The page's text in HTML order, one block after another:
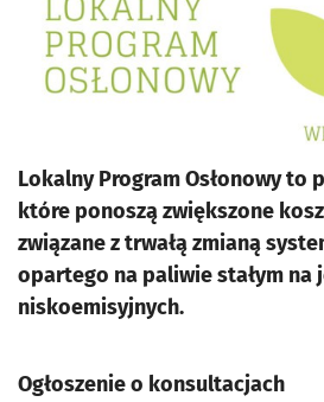
Lokalny Program Osłonowy to
które ponoszą zwiększone
związane z trwałą zmianą
opartego na paliwie stałym na
niskoemisyjnych.
Ogłoszenie o konsultacjach